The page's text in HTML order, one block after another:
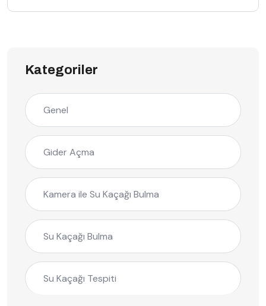
Kategoriler
Genel
Gider Açma
Kamera ile Su Kaçağı Bulma
Su Kaçağı Bulma
Su Kaçağı Tespiti